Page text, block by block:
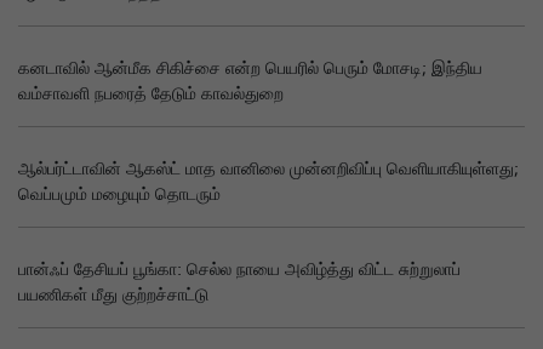
கனடாவில் ஆன்மீக சிகிச்சை என்ற பெயரில் பெரும் மோசடி; இந்திய
வம்சாவளி நபரைத் தேடும் காவல்துறை
ஆல்பர்ட்டாவின் ஆகஸ்ட் மாத வானிலை முன்னறிவிப்பு வெளியாகியுள்ளது;
வெப்பமும் மழையும் தொடரும்
பான்ஃப் தேசியப் பூங்கா: செல்ல நாயை அவிழ்த்து விட்ட சுற்றுலாப்
பயணிகள் மீது குற்றச்சாட்டு